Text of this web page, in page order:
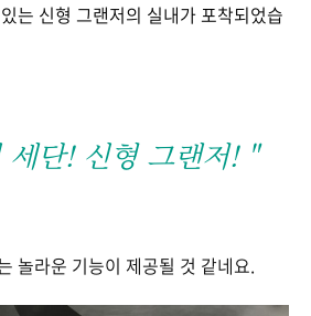
는 신형 그랜저의 실내가 포착되었습
세단! 신형 그랜저! "
놀라운 기능이 제공될 것 같네요.